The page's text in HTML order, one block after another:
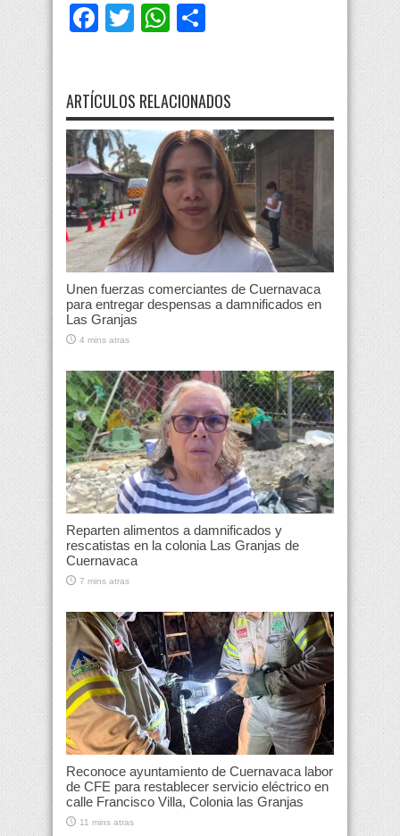
Facebook
TwitterWhatsApp
ARTÍCULOS RELACIONADOS
Unen fuerzas comerciantes de Cuernavaca
para entregar despensas a damnificados en
Las Granjas
4 mins atras
Reparten alimentos a damnificados y
rescatistas en la colonia Las Granjas de
Cuernavaca
7 mins atras
Reconoce ayuntamiento de Cuernavaca labor
de CFE para restablecer servicio eléctrico en
calle Francisco Villa, Colonia las Granjas
11 mins atras